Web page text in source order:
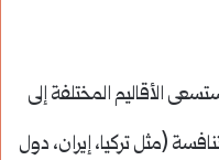
الأقاليم المختلفة إلى
(مثل تركيا، إيران، دول